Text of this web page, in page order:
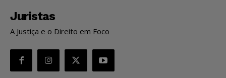
Juristas
A Justiça e o Direito em Foco